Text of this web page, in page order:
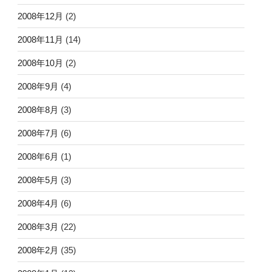
2008年12月 (2)
2008年11月 (14)
2008年10月 (2)
2008年9月 (4)
2008年8月 (3)
2008年7月 (6)
2008年6月 (1)
2008年5月 (3)
2008年4月 (6)
2008年3月 (22)
2008年2月 (35)